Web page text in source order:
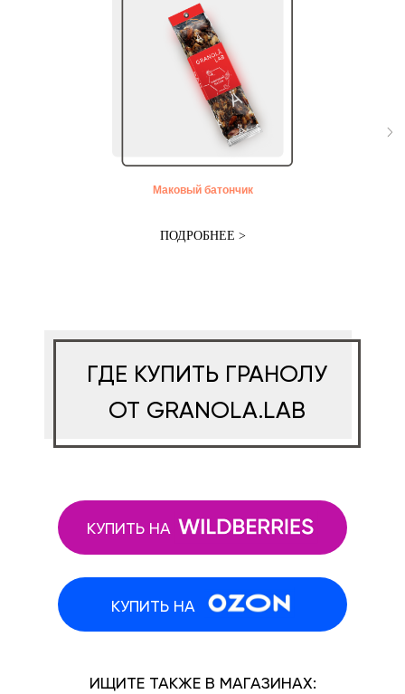
Маковый батончик
ПОДРОБНЕЕ >
ГДЕ КУПИТЬ ГРАНОЛУ
ОТ GRANOLA.LAB
ИЩИТЕ ТАКЖЕ В МАГАЗИНАХ:
КУПИТЬ НА
КУПИТЬ НА